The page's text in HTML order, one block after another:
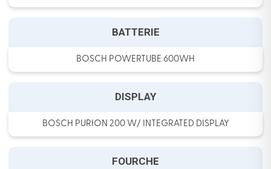
BATTERIE
BOSCH POWERTUBE 600WH
DISPLAY
BOSCH PURION 200 W/ INTEGRATED DISPLAY
FOURCHE